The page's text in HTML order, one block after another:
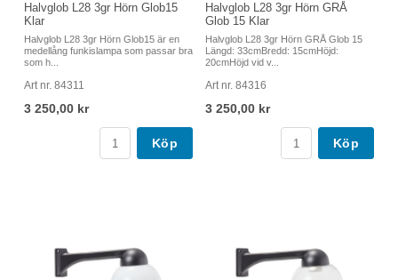
Halvglob L28 3gr Hörn Glob15
Klar
Halvglob L28 3gr Hörn Glob15 är en
medellång funkislampa som passar bra
som h...
Art nr. 84311
3 250,00 kr
Köp
Halvglob L28 3gr Hörn GRÅ
Glob 15 Klar
Halvglob L28 3gr Hörn GRÅ Glob 15
Längd: 33cmBredd: 15cmHöjd:
20cmHöjd vid v...
Art nr. 84316
3 250,00 kr
Köp